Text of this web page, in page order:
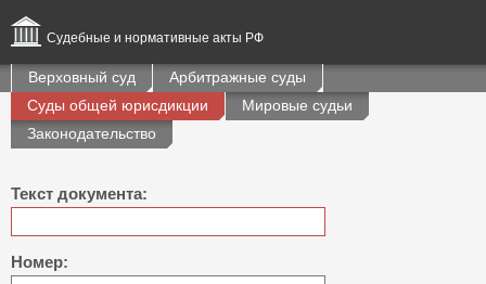
Судебные и нормативные акты РФ
Верховный суд
Арбитражные суды
Суды общей юрисдикции
Мировые судьи
Законодательство
Текст документа:
Номер: